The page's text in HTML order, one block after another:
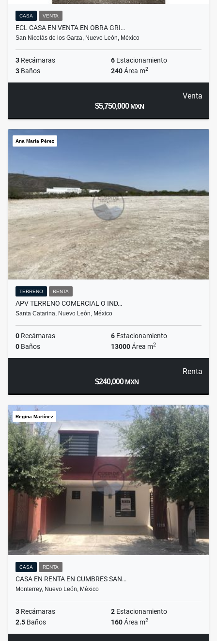
CASA VENTA
ECL CASA EN VENTA EN OBRA GRI…
San Nicolás de los Garza, Nuevo León, México
3 Recámaras 6 Estacionamiento
3 Baños 240Área m2
Venta
$5,750,000MXN
Ana María Pérez
TERRENO RENTA
APV TERRENO COMERCIAL O IND…
Santa Catarina, Nuevo León, México
0 Recámaras 6 Estacionamiento
0 Baños 13000Área m2
Renta
$240,000MXN
Regina Martínez
CASA RENTA
CASA EN RENTA EN CUMBRES SAN…
Monterrey, Nuevo León, México
3 Recámaras 2 Estacionamiento
2.5 Baños 160Área m2